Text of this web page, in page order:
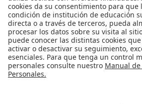
trocou missivas.
Além de contar com a edição
Jerónimo Pizarro, o maior
manuscritos do poeta, este
atualiza a grafia, situa as cartas na
Fernando Pessoa e vem